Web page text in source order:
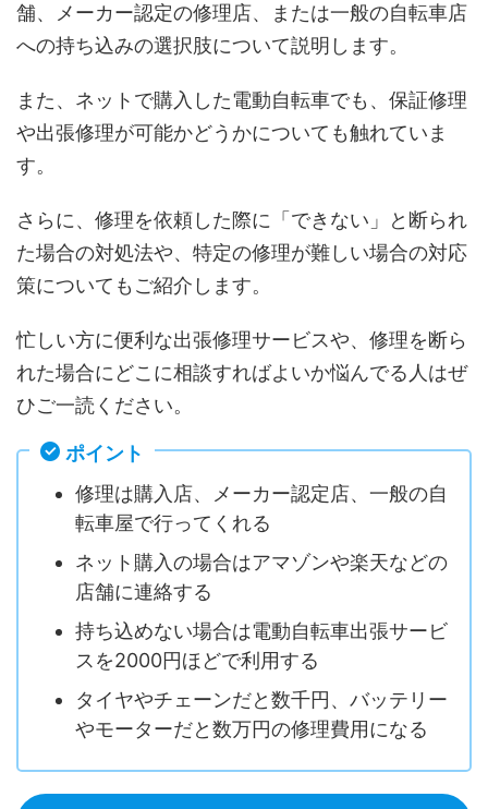
舗、メーカー認定の修理店、または一般の自転車店
への持ち込みの選択肢について説明します。
また、ネットで購入した電動自転車でも、保証修理
や出張修理が可能かどうかについても触れていま
す。
さらに、修理を依頼した際に「できない」と断られ
た場合の対処法や、特定の修理が難しい場合の対応
策についてもご紹介します。
忙しい方に便利な出張修理サービスや、修理を断ら
れた場合にどこに相談すればよいか悩んでる人はぜ
ひご一読ください。
ポイント
修理は購入店、メーカー認定店、一般の自
転車屋で行ってくれる
ネット購入の場合はアマゾンや楽天などの
店舗に連絡する
持ち込めない場合は電動自転車出張サービ
スを2000円ほどで利用する
タイヤやチェーンだと数千円、バッテリー
やモーターだと数万円の修理費用になる